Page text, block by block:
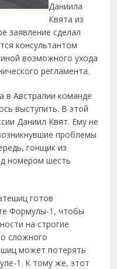
Даниила
Квята из
заявление сделал
консультантом
возможного ухода
регламента.
в Австралии команде
выступить. В этой
Даниил Квят. Ему не
проблемы
гонщик из
номером шесть
готов
Формулы-1, чтобы
на строгие
сложного
может потерять
1. К тому же, этот